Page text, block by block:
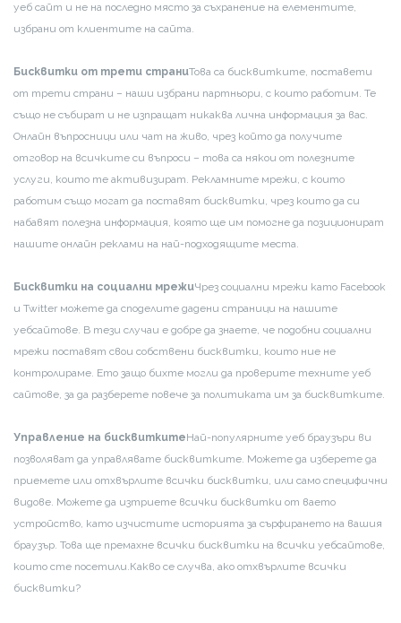
уеб сайт и не на последно място за съхранение на елементите,
избрани от клиентите на сайта.
Бисквитки от трети страниТова са бисквитките, поставети
от трети страни – наши избрани партньори, с които работим. Те
също не събират и не изпращат никаква лична информация за вас.
Онлайн въпросници или чат на живо, чрез който да получите
отговор на всичките си въпроси – това са някои от полезните
услуги, които те активизират. Рекламните мрежи, с които
работим също могат да поставят бисквитки, чрез които да си
набавят полезна информация, която ще им помогне да позиционират
нашите онлайн реклами на най-подходящите места.
Бисквитки на социални мрежиЧрез социални мрежи като Facebook
и Twitter можете да споделите дадени страници на нашите
уебсайтове. В тези случаи е добре да знаете, че подобни социални
мрежи поставят свои собствени бисквитки, които ние не
контролираме. Ето защо бихте могли да проверите техните уеб
сайтове, за да разберете повече за политиката им за бисквитките.
Управление на бисквиткитеНай-популярните уеб браузъри ви
позволяват да управлявате бисквитките. Можете да изберете да
приемете или отхвърлите всички бисквитки, или само специфични
видове. Можете да изтриете всички бисквитки от ваето
устройство, като изчистите историята за сърфирането на вашия
браузър. Това ще премахне всички бисквитки на всички уебсайтове,
които сте посетили.Какво се случва, ако отхвърлите всички
бисквитки?